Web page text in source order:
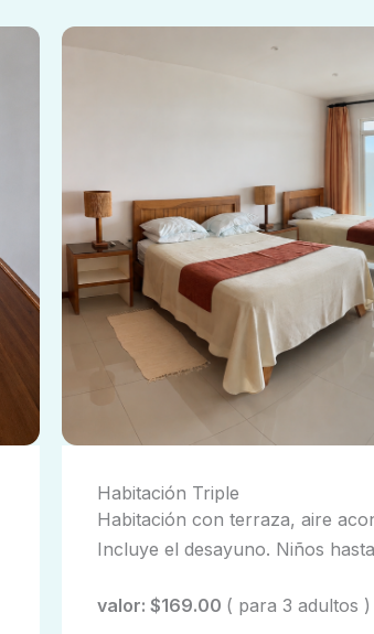
Habitación Triple
Habitación con terraza, aire
Incluye el desayuno. Niños
valor: $169.00 ( para 3 adultos )